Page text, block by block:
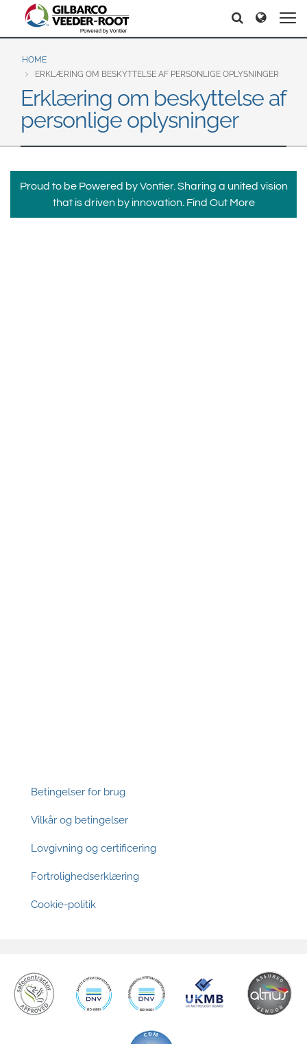
North America
United States
Canada
Latin America
Español English
Brazil
Português
English
Europe & CIS
English
Dansk
Français
Italiano
Magyar
Norsk
Română
Srpski
Suomi
Middle East and Africa
Søg Søg
HOME
ERKLÆRING OM BESKYTTELSE AF PERSONLIGE OPLYSNINGER
Erklæring om beskyttelse af
personlige oplysninger
Proud to be Powered by Vontier. Sharing a united vision
that is driven by innovation. Find Out More
Footer
Betingelser for brug
Vilkår og betingelser
Lovgivning og certificering
Fortrolighedserklæring
Cookie-politik